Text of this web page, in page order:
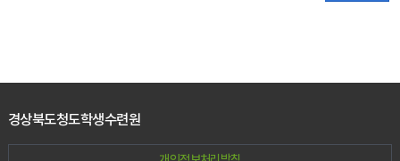
경상북도청도학생수련원